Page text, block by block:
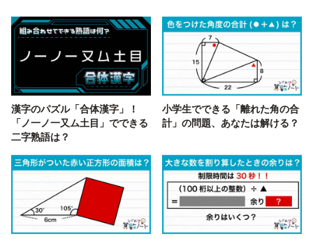
漢字のパズル「合体漢字」！
「ノ一ノ一又ム土目」でできる
二字熟語は？
小学生でできる「離れた角の合
計」の問題、あなたは解ける？